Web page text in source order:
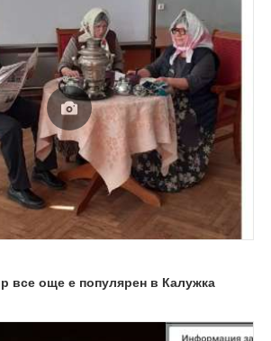
все още е популярен в Калужка